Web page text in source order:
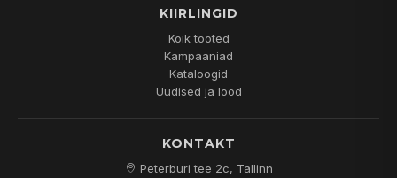
KIIRLINGID
Kõik tooted
Kampaaniad
Kataloogid
Uudised ja lood
KONTAKT
Peterburi tee 2c, Tallinn